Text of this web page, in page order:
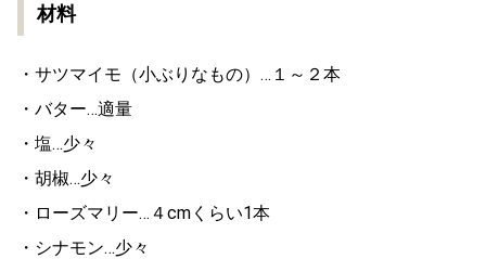
材料
・サツマイモ（小ぶりなもの）…１～２本
・バター…適量
・塩…少々
・胡椒…少々
・ローズマリー…４cmくらい1本
・シナモン…少々